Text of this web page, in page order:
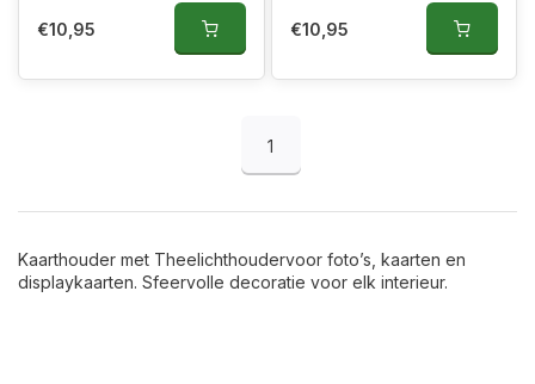
€10,95 €10,95
1
Kaarthouder met Theelichthoudervoor foto’s, kaarten en
displaykaarten. Sfeervolle decoratie voor elk interieur.